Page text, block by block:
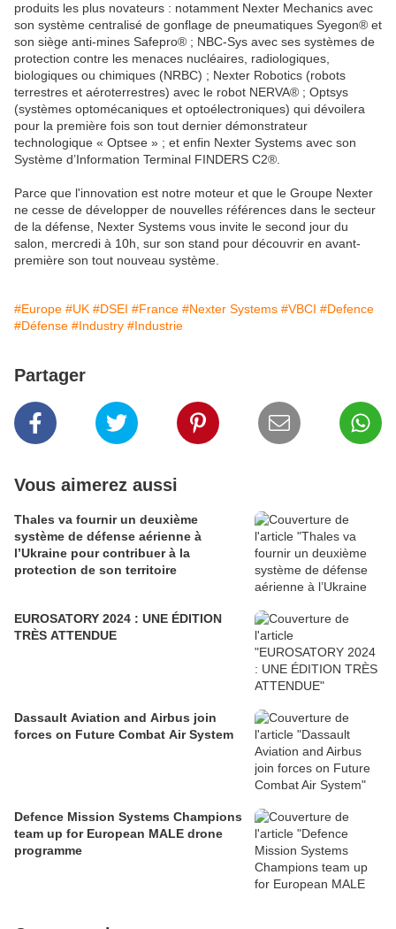
produits les plus novateurs : notamment Nexter Mechanics avec
son système centralisé de gonflage de pneumatiques Syegon® et
son siège anti-mines Safepro® ; NBC-Sys avec ses systèmes de
protection contre les menaces nucléaires, radiologiques,
biologiques ou chimiques (NRBC) ; Nexter Robotics (robots
terrestres et aéroterrestres) avec le robot NERVA® ; Optsys
(systèmes optomécaniques et optoélectroniques) qui dévoilera
pour la première fois son tout dernier démonstrateur
technologique « Optsee » ; et enfin Nexter Systems avec son
Système d’Information Terminal FINDERS C2®.
Parce que l'innovation est notre moteur et que le Groupe Nexter
ne cesse de développer de nouvelles références dans le secteur
de la défense, Nexter Systems vous invite le second jour du
salon, mercredi à 10h, sur son stand pour découvrir en avant-
première son tout nouveau système.
#Europe #UK #DSEI #France #Nexter Systems #VBCI #Defence
#Défense #Industry #Industrie
Partager
Vous aimerez aussi
Thales va fournir un deuxième
système de défense aérienne à
l’Ukraine pour contribuer à la
protection de son territoire
EUROSATORY 2024 : UNE ÉDITION
TRÈS ATTENDUE
Dassault Aviation and Airbus join
forces on Future Combat Air System
Defence Mission Systems Champions
team up for European MALE drone
programme